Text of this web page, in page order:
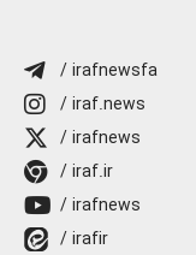
/ irafnewsfa
/ iraf.news
/ irafnews
/ iraf.ir
/ irafnews
/ irafir